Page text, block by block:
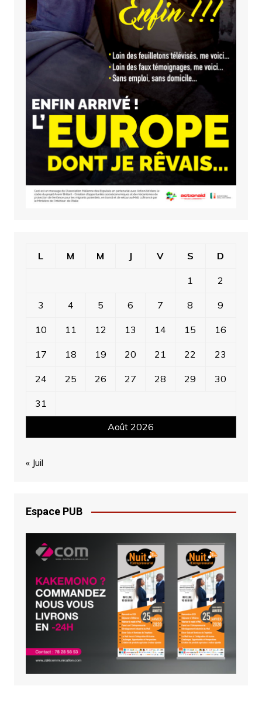
Août 2026
L M M J V S D
1 2
3 4 5 6 7 8 9
10 11 12 13 14 15 16
17 18 19 20 21 22 23
24 25 26 27 28 29 30
31
« Juil
Espace PUB